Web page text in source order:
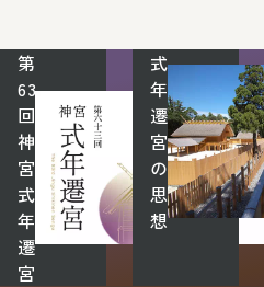
第
63
回
神
宮
式
年
遷
宮
式
年
遷
宮
の
思
想